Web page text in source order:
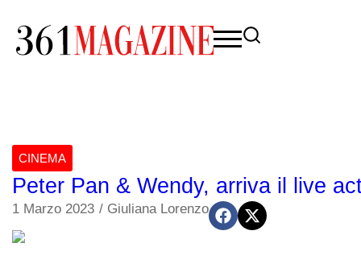
CINEMA
Peter Pan & Wendy, arriva il live
1 Marzo 2023 / Giuliana Lorenzo